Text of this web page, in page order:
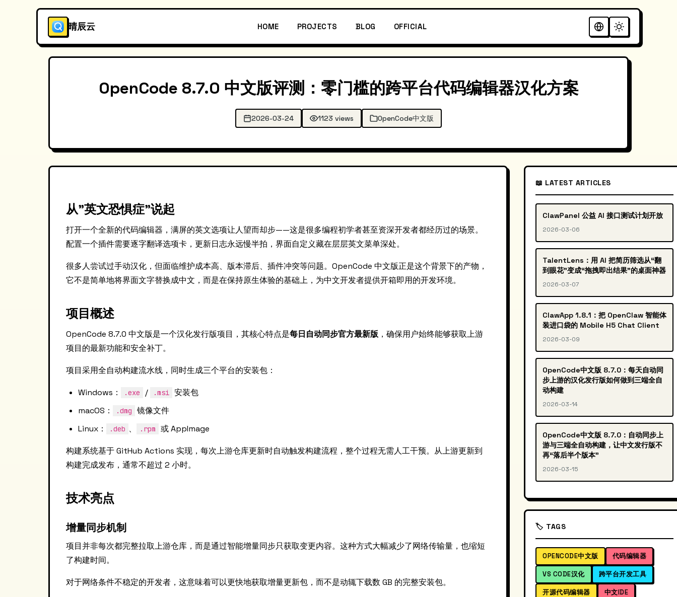
晴辰云 HOME PROJECTS BLOG OFFICIAL
OpenCode 8.7.0 中文版评测：零门槛的跨平台代码编辑器汉化方案
2026-03-24 1123 views OpenCode中文版
从"英文恐惧症"说起
打开一个全新的代码编辑器，满屏的英文选项让人望而却步——这是很多编程初学者甚至资深开发者都经历过的场景。
配置一个插件需要逐字翻译选项卡，更新日志永远慢半拍，界面自定义藏在层层英文菜单深处。
很多人尝试过手动汉化，但面临维护成本高、版本滞后、插件冲突等问题。OpenCode 中文版正是这个背景下的产物，
它不是简单地将界面文字替换成中文，而是在保持原生体验的基础上，为中文开发者提供开箱即用的开发环境。
项目概述
OpenCode 8.7.0 中文版是一个汉化发行版项目，其核心特点是每日自动同步官方最新版 ，确保用户始终能够获取上游
项目的最新功能和安全补丁。
项目采用全自动构建流水线，同时生成三个平台的安装包：
Windows： .exe / .msi 安装包
macOS：
.dmg
镜像文件
Linux：
.deb 、 .rpm 或 AppImage
构建系统基于 GitHub Actions 实现，每次上游仓库更新时自动触发构建流程，整个过程无需人工干预。从上游更新到
构建完成发布，通常不超过 2 小时。
技术亮点
增量同步机制
项目并非每次都完整拉取上游仓库，而是通过智能增量同步只获取变更内容。这种方式大幅减少了网络传输量，也缩短
了构建时间。
对于网络条件不稳定的开发者，这意味着可以更快地获取增量更新包，而不是动辄下载数 GB 的完整安装包。
📖 LATEST ARTICLES
ClawPanel 公益 AI 接口测试计划开放
2026-03-06
TalentLens：用 AI 把简历筛选从“翻
到眼花”变成“拖拽即出结果”的桌面神器
2026-03-07
ClawApp 1.8.1：把 OpenClaw 智能体
装进口袋的 Mobile H5 Chat Client
2026-03-09
OpenCode中文版 8.7.0：每天自动同
步上游的汉化发行版如何做到三端全自
动构建
2026-03-14
OpenCode中文版 8.7.0：自动同步上
游与三端全自动构建，让中文发行版不
再“落后半个版本”
2026-03-15
🏷️ TAGS
OPENCODE中文版 代码编辑器
VS CODE汉化 跨平台开发工具
开源代码编辑器 中文IDE